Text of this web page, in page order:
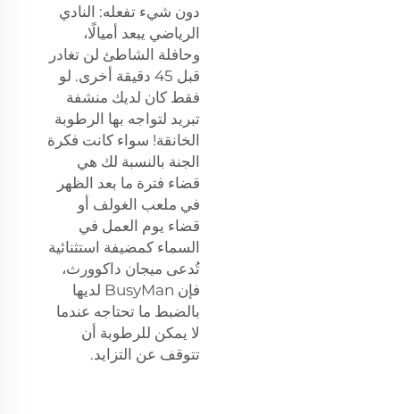
دون شيء تفعله: النادي
الرياضي يبعد أميالًا،
وحافلة الشاطئ لن تغادر
قبل 45 دقيقة أخرى. لو
فقط كان لديك منشفة
تبريد لتواجه بها الرطوبة
الخانقة! سواء كانت فكرة
الجنة بالنسبة لك هي
قضاء فترة ما بعد الظهر
في ملعب الغولف أو
قضاء يوم العمل في
السماء كمضيفة استثنائية
تُدعى ميجان داكوورث،
فإن BusyMan لديها
بالضبط ما تحتاجه عندما
لا يمكن للرطوبة أن
تتوقف عن التزايد.